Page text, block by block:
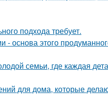
подхода требует.
основа этого
семьи, где каждая
для дома, которые